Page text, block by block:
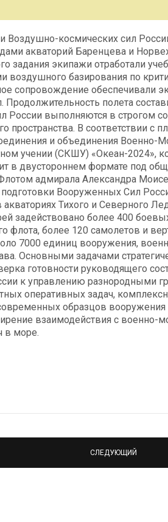
Воздушно-космических сил
акваторий Баренцева и
задания экипажи отработали
базирования по
сопровождение обеспечивали
полета
выполняются в строгом
В соответствии с
и объединения Военно-
учении (СКШУ) «Океан-2024»,
в двустороннем формате под
адмирала Александра
Вооруженных Сил
Тихого и Северного
задействовано более 400
флота, более 120 самолетов и
7000 единиц вооружения,
Основными задачами
готовности руководящего
к управлению разнородными
оперативных задач,
образцов вооружения
взаимодействия с военно-
в море.
СЛЕДУЮЩИЙ